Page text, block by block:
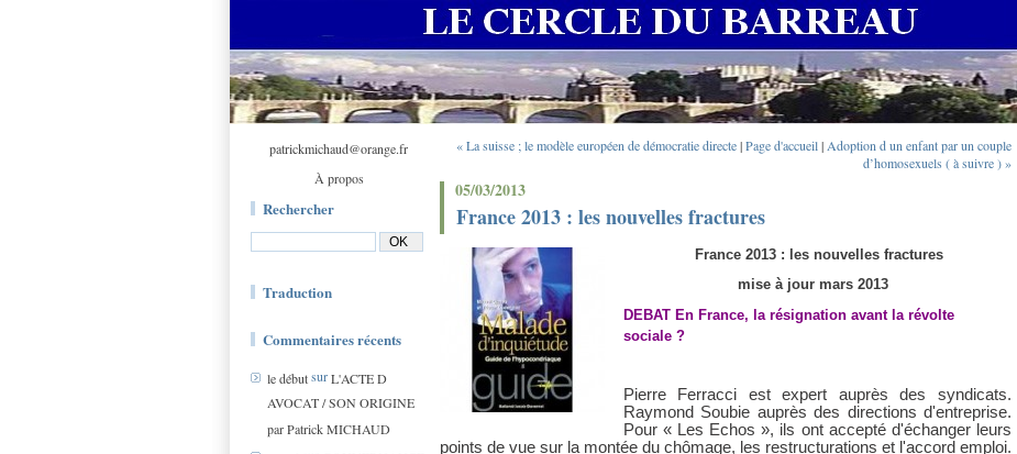
patrickmichaud@orange.fr
À propos
Rechercher
Traduction
Commentaires récents
le débutsurL'ACTE D
AVOCAT / SON ORIGINE
par Patrick MICHAUD
« La suisse ; le modèle européen de démocratie directe|Page d'accueil| Adoption d un enfant par un couple
d’homosexuels ( à suivre ) »
05/03/2013
France 2013 : les nouvelles fractures
France 2013 : les nouvelles fractures
mise à jour mars 2013
DEBAT En France, la résignation avant la révolte
sociale ?
Pierre Ferracci est expert auprès des syndicats.
Raymond Soubie auprès des directions d'entreprise.
Pour « Les Echos », ils ont accepté d'échanger leurs
points de vue sur la montée du chômage, les restructurations et l'accord emploi.